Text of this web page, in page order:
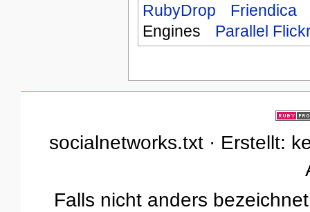
RubyDrop
Friendica
Engines
Parallel
socialnetworks.txt · Erstellt:
Falls nicht anders